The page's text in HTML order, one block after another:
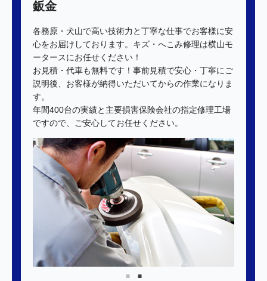
鈑金
各務原・犬山で高い技術力と丁寧な仕事でお客様に安
心をお届けしております。キズ・へこみ修理は横山モ
ータースにお任せください！
お見積・代車も無料です！事前見積で安心・丁寧にご
説明後、お客様が納得いただいてからの作業になりま
す。
年間400台の実績と主要損害保険会社の指定修理工場
ですので、ご安心してお任せください。